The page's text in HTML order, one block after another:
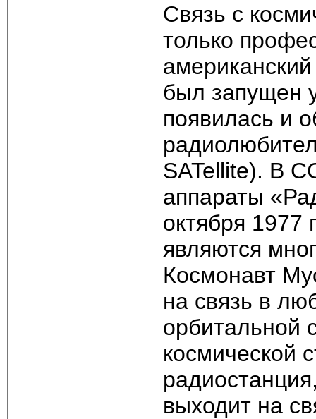
Связь с
только
был запущен
появилась и
SATellite). В
аппараты
октября
являются
Космонавт
на связь в
орбитальной
космической
выходит на